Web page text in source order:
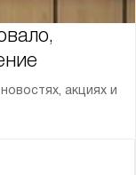
акциях и